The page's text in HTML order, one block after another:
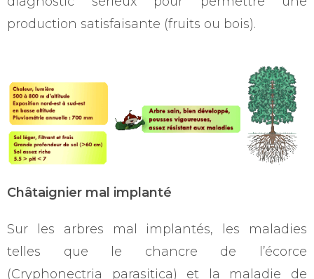
production satisfaisante (fruits ou bois).
Châtaignier mal implanté
Sur les arbres mal implantés, les maladies
telles que le chancre de l’écorce
(Cryphonectria parasitica) et la maladie de